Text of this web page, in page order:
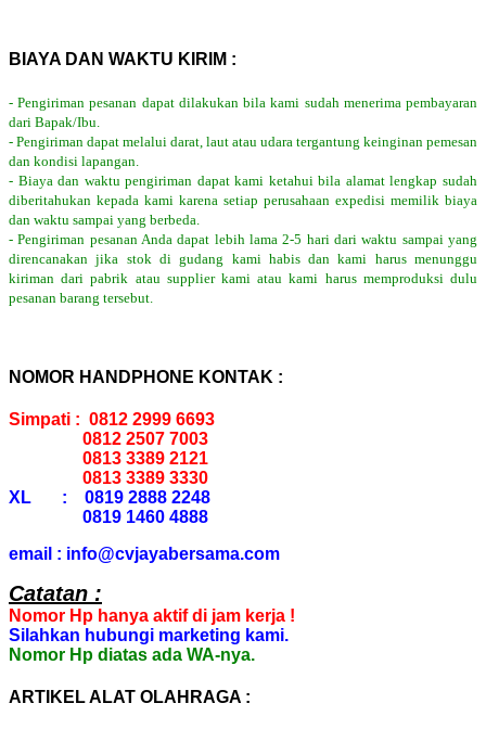
BIAYA DAN WAKTU KIRIM :
- Pengiriman pesanan dapat dilakukan bila kami sudah menerima pembayaran
dari Bapak/Ibu.
- Pengiriman dapat melalui darat, laut atau udara tergantung keinginan pemesan
dan kondisi lapangan.
- Biaya dan waktu pengiriman dapat kami ketahui bila alamat lengkap sudah
diberitahukan kepada kami karena setiap perusahaan expedisi memilik biaya
dan waktu sampai yang berbeda.
- Pengiriman pesanan Anda dapat lebih lama 2-5 hari dari waktu sampai yang
direncanakan jika stok di gudang kami habis dan kami harus menunggu
kiriman dari pabrik atau supplier kami atau kami harus memproduksi dulu
pesanan barang tersebut.
NOMOR HANDPHONE KONTAK :
Simpati : 0812 2999 6693
0812 2507 7003
0813 3389 2121
0813 3389 3330
XL : 0819 2888 2248
0819 1460 4888
email : info@cvjayabersama.com
Catatan :
Nomor Hp hanya aktif di jam kerja !
Silahkan hubungi marketing kami.
Nomor Hp diatas ada WA-nya.
ARTIKEL ALAT OLAHRAGA :